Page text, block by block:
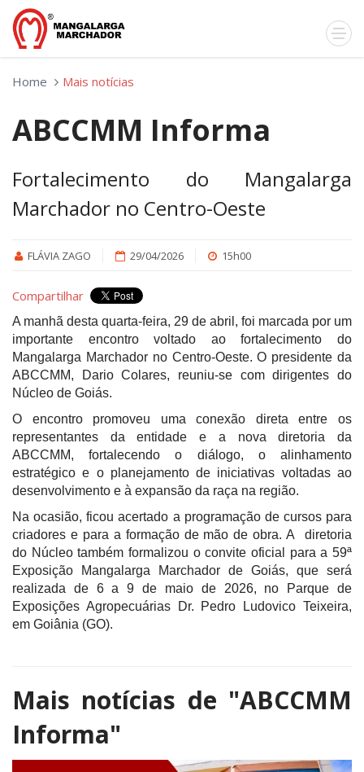
Home Mais notícias
ABCCMM Informa
Fortalecimento do Mangalarga
Marchador no Centro-Oeste
FLÁVIA ZAGO 29/04/2026 15h00
Compartilhar
A manhã desta quarta-feira, 29 de abril, foi marcada por um
importante encontro voltado ao fortalecimento do
Mangalarga Marchador no Centro-Oeste. O presidente da
ABCCMM, Dario Colares, reuniu-se com dirigentes do
Núcleo de Goiás.
O encontro promoveu uma conexão direta entre os
representantes da entidade e a nova diretoria da
ABCCMM, fortalecendo o diálogo, o alinhamento
estratégico e o planejamento de iniciativas voltadas ao
desenvolvimento e à expansão da raça na região.
Na ocasião, ficou acertado a programação de cursos para
criadores e para a formação de mão de obra. A diretoria
do Núcleo também formalizou o convite oficial para a 59ª
Exposição Mangalarga Marchador de Goiás, que será
realizada de 6 a 9 de maio de 2026, no Parque de
Exposições Agropecuárias Dr. Pedro Ludovico Teixeira,
em Goiânia (GO).
Mais notícias de "ABCCMM
Informa"